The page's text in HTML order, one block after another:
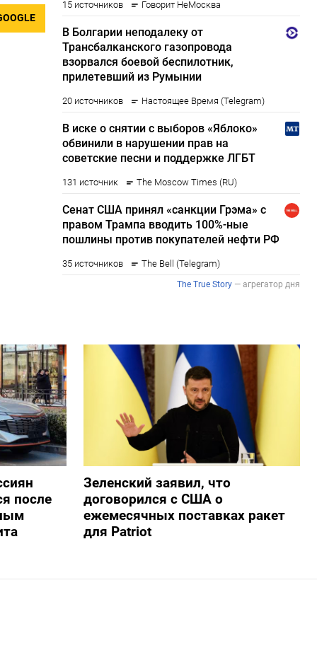
после
Зеленский заявил, что
договорился с США о
ежемесячных поставках ракет
для Patriot